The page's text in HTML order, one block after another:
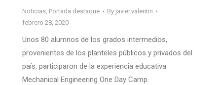
Noticias, Portada destaque By javier.valentin
febrero 28, 2020
Unos 80 alumnos de los grados intermedios,
provenientes de los planteles públicos y privados del
país, participaron de la experiencia educativa
Mechanical Engineering One Day Camp.